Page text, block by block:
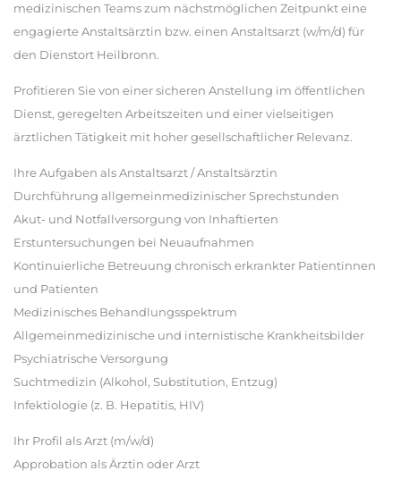
medizinischen Teams zum nächstmöglichen Zeitpunkt eine
engagierte Anstaltsärztin bzw. einen Anstaltsarzt (w/m/d) für
den Dienstort Heilbronn.
Profitieren Sie von einer sicheren Anstellung im öffentlichen
Dienst, geregelten Arbeitszeiten und einer vielseitigen
ärztlichen Tätigkeit mit hoher gesellschaftlicher Relevanz.
Ihre Aufgaben als Anstaltsarzt / Anstaltsärztin
Durchführung allgemeinmedizinischer Sprechstunden
Akut- und Notfallversorgung von Inhaftierten
Erstuntersuchungen bei Neuaufnahmen
Kontinuierliche Betreuung chronisch erkrankter Patientinnen
und Patienten
Medizinisches Behandlungsspektrum
Allgemeinmedizinische und internistische Krankheitsbilder
Psychiatrische Versorgung
Suchtmedizin (Alkohol, Substitution, Entzug)
Infektiologie (z. B. Hepatitis, HIV)
Ihr Profil als Arzt (m/w/d)
Approbation als Ärztin oder Arzt